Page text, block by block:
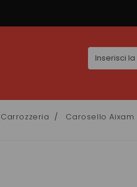
Carrozzeria Carosello Aixam